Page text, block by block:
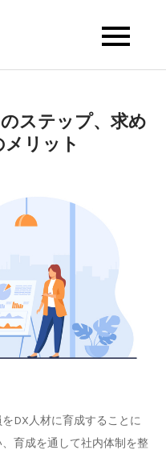
ステップ、求め
リット
DX人材に育成することに
育成を通して社内体制を整